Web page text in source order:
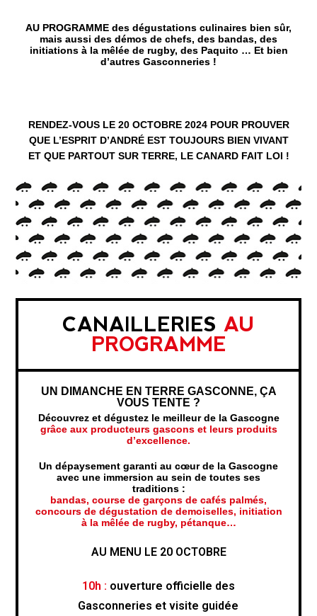
AU PROGRAMME des dégustations culinaires bien sûr,
mais aussi des démos de chefs, des bandas, des
initiations à la mêlée de rugby, des Paquito … Et bien
d’autres Gasconneries !
RENDEZ-VOUS LE 20 OCTOBRE 2024 POUR PROUVER
QUE L’ESPRIT D’ANDRÉ EST TOUJOURS BIEN VIVANT
ET QUE PARTOUT SUR TERRE, LE CANARD FAIT LOI !
CANAILLERIES AU
PROGRAMME
UN DIMANCHE EN TERRE GASCONNE, ÇA
VOUS TENTE ?
Découvrez et dégustez le meilleur de la Gascogne
grâce aux producteurs gascons et leurs produits
d’excellence.
Un dépaysement garanti au cœur de la Gascogne
avec une immersion au sein de toutes ses
traditions :
bandas, course de garçons de cafés palmés,
concours de dégustation de demoiselles, initiation
à la mêlée de rugby, pétanque…
AU MENU LE 20 OCTOBRE
10h : ouverture officielle des
Gasconneries et visite guidée